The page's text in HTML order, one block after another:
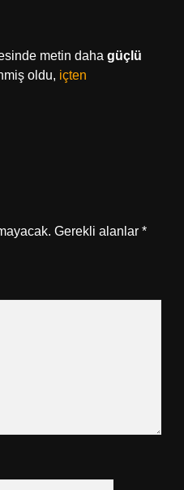
metin daha güçlü
oldu, içten
Gerekli alanlar *